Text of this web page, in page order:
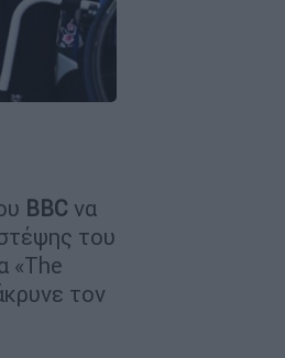
BBC να
του
«The
τον